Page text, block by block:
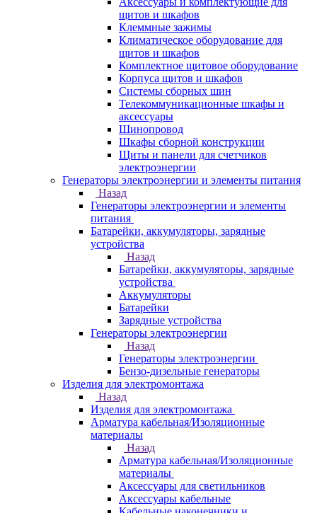
щитов и шкафов
Клеммные зажимы
Климатическое оборудование для
щитов и шкафов
Комплектное щитовое оборудование
Корпуса щитов и шкафов
Системы сборных шин
Телекоммуникационные шкафы и
аксессуары
Шинопровод
Шкафы сборной конструкции
Щиты и панели для счетчиков
электроэнергии
Генераторы электроэнергии и элементы питания
Назад
Генераторы электроэнергии и элементы
питания
Батарейки, аккумуляторы, зарядные
устройства
Назад
Батарейки, аккумуляторы, зарядные
устройства
Аккумуляторы
Батарейки
Зарядные устройства
Генераторы электроэнергии
Назад
Генераторы электроэнергии
Бензо-дизельные генераторы
Изделия для электромонтажа
Назад
Изделия для электромонтажа
Арматура кабельная/Изоляционные
материалы
Назад
Арматура кабельная/Изоляционные
материалы
Аксессуары для светильников
Аксессуары кабельные